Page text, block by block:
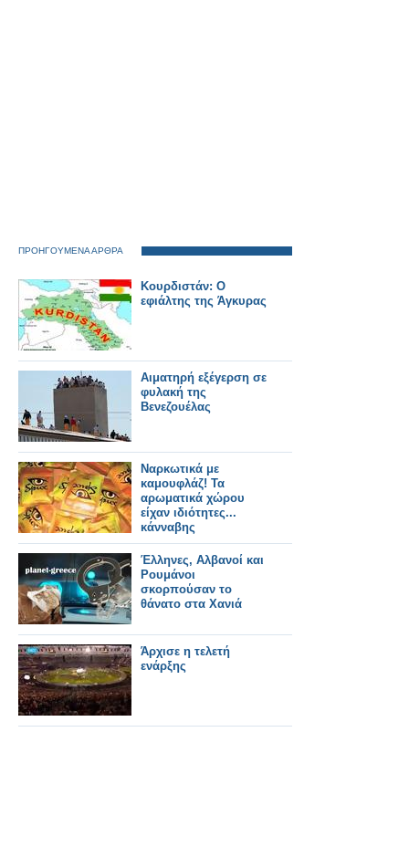
ΠΡΟΗΓΟΥΜΕΝΑ ΑΡΘΡΑ
Koυρδιστάν: O
εφιάλτης της Άγκυρας
Αιματηρή εξέγερση σε
φυλακή της
Βενεζουέλας
Ναρκωτικά με
καμουφλάζ! Τα
αρωματικά χώρου
είχαν ιδιότητες...
κάνναβης
Έλληνες, Αλβανοί και
Ρουμάνοι
σκορπούσαν το
θάνατο στα Χανιά
Άρχισε η τελετή
ενάρξης